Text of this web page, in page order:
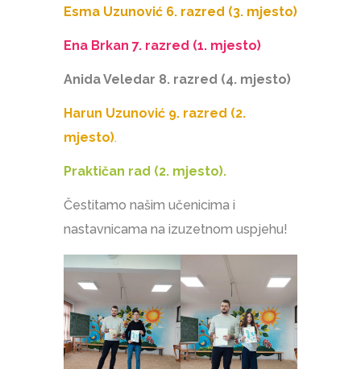
Esma Uzunović 6. razred (3. mjesto)
Ena Brkan 7. razred (1. mjesto)
Anida Veledar 8. razred (4. mjesto)
Harun Uzunović 9. razred (2.
mjesto).
Praktičan rad (2. mjesto).
Čestitamo našim učenicima i
nastavnicama na izuzetnom uspjehu!